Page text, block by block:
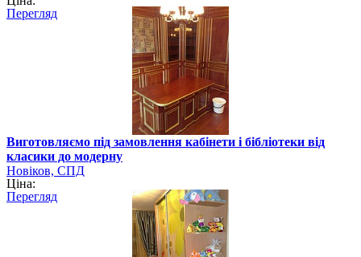
Перегляд
Виготовляємо під замовлення кабінети і бібліотеки від
класики до модерну
Новіков, СПД
Ціна:
Перегляд